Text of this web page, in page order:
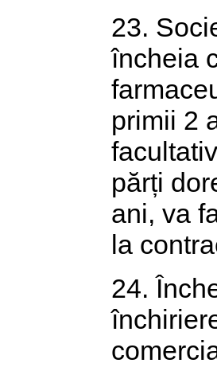
23.
încheia
primii 2
părți
ani, va
la
24.